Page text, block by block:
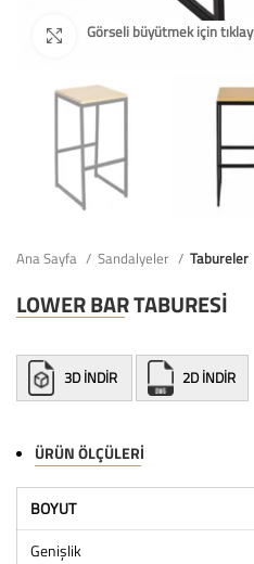
Ana Sayfa Sandalyeler Tabureler
LOWER BAR TABURESİ
3D İNDİR 2D İNDİR
ÜRÜN ÖLÇÜLERI
BOYUT
Genişlik